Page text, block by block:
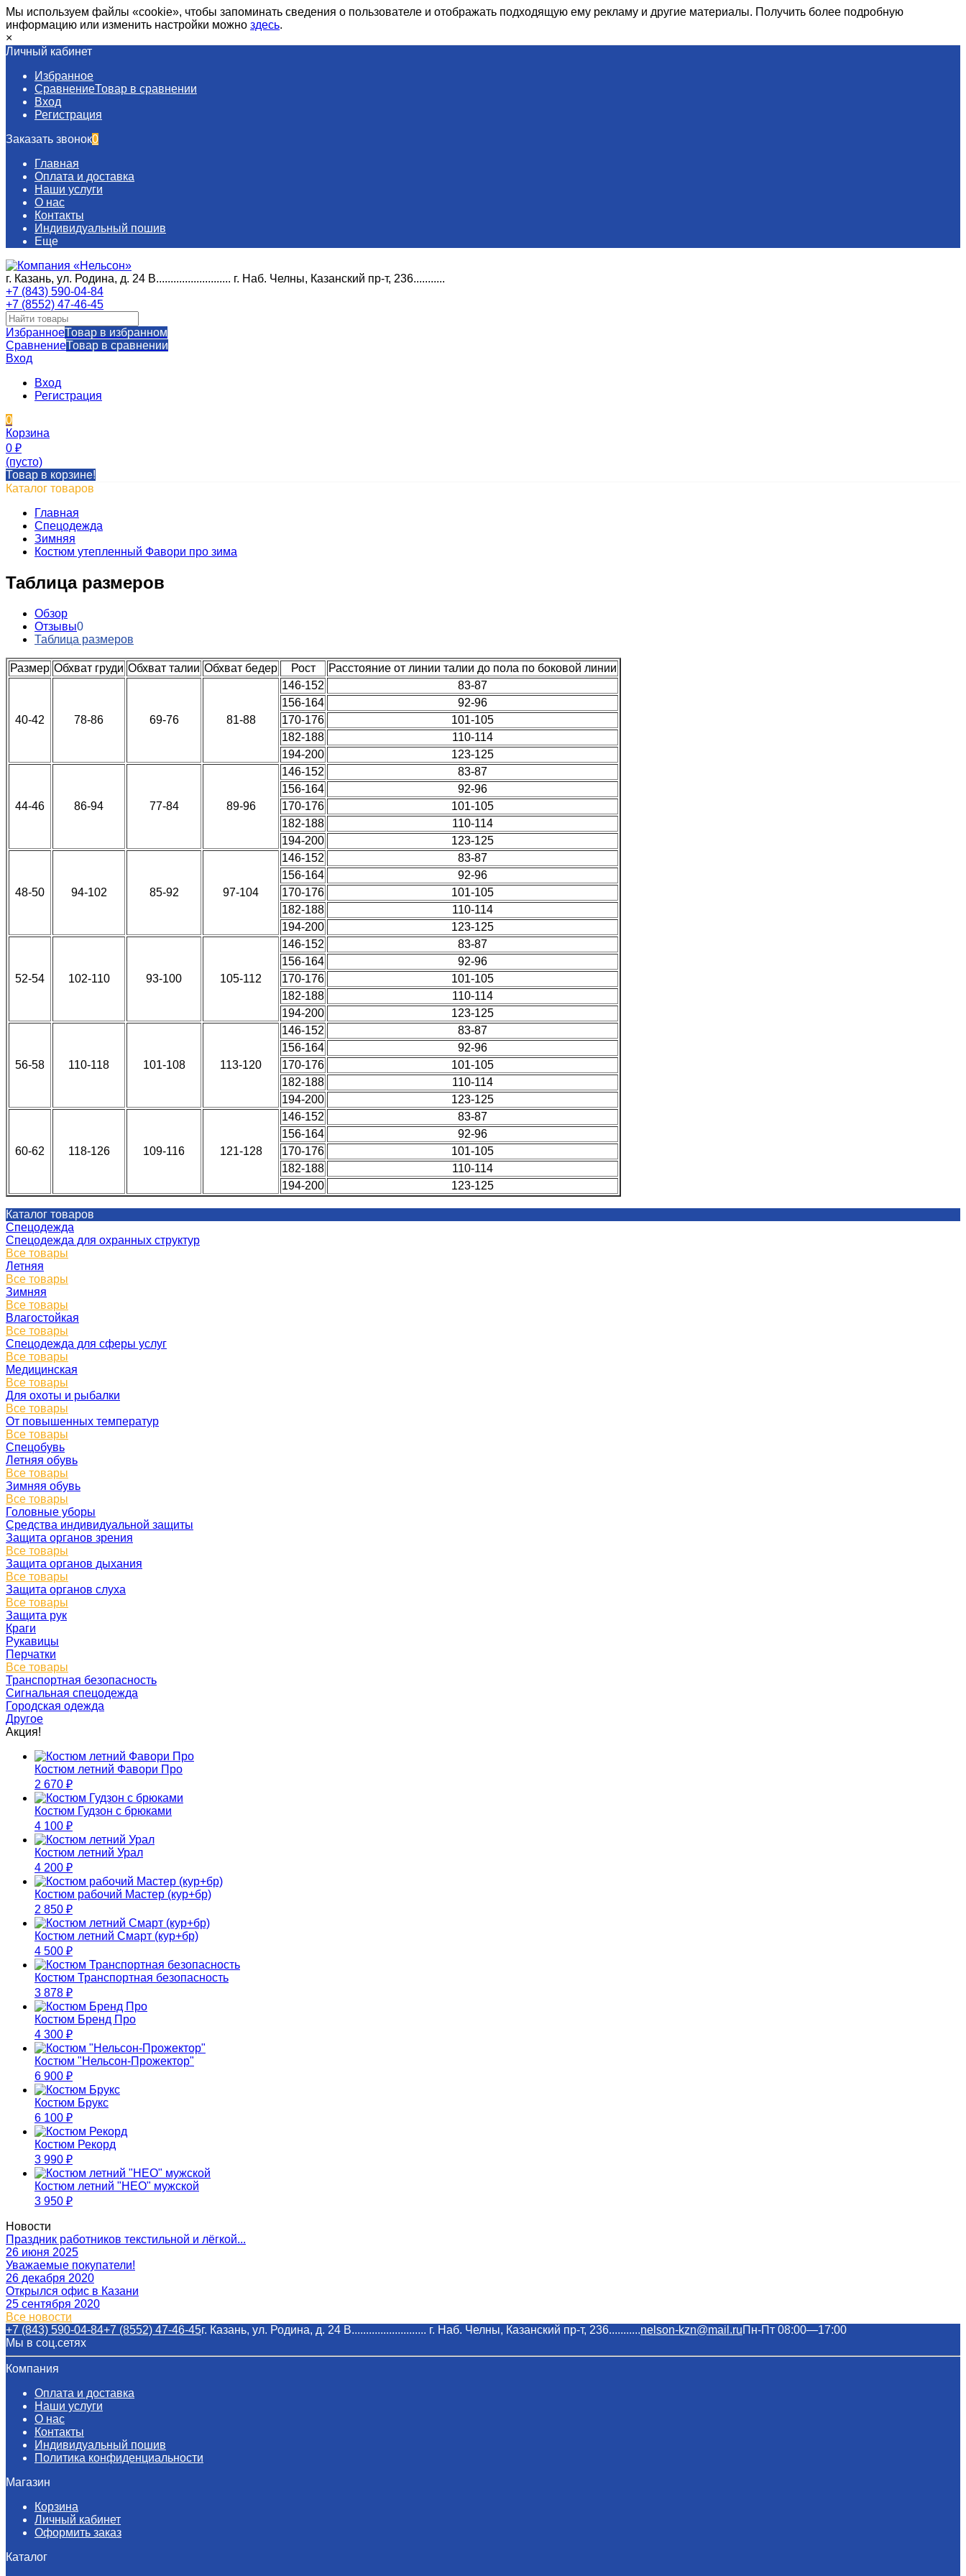
Мы используем файлы «cookie», чтобы запоминать сведения о пользователе и отображать подходящую ему рекламу и другие материалы. Получить более подробную
информацию или изменить настройки можно здесь.
×
Личный кабинет
Избранное
СравнениеТовар в сравнении
Вход
Регистрация
Заказать звонок0
Главная
Оплата и доставка
Наши услуги​
О нас
Контакты
Индивидуальный пошив
Еще
г. Казань, ул. Родина, д. 24 В.......................... г. Наб. Челны, Казанский пр-т, 236...........
+7 (843) 590-04-84
+7 (8552) 47-46-45
ИзбранноеТовар в избранном
СравнениеТовар в сравнении
Вход
Вход
Регистрация
0
Корзина
0 ₽
(пусто)
Товар в корзине!
Каталог товаров
Главная
Спецодежда
Зимняя
Костюм утепленный Фавори про зима
Таблица размеров
Обзор
Отзывы0
Таблица размеров
Размер Обхват груди Обхват талии Обхват бедер Рост Расстояние от линии талии до пола по боковой линии
40-42 78-86 69-76 81-88
146-152
83-87
156-164
92-96
170-176
101-105
182-188
110-114
194-200
123-125
44-46 86-94 77-84 89-96
146-152
83-87
156-164
92-96
170-176
101-105
182-188
110-114
194-200
123-125
48-50 94-102 85-92 97-104
146-152
83-87
156-164
92-96
170-176
101-105
182-188
110-114
194-200
123-125
52-54 102-110 93-100 105-112
146-152
83-87
156-164
92-96
170-176
101-105
182-188
110-114
194-200
123-125
56-58 110-118 101-108 113-120
146-152
83-87
156-164
92-96
170-176
101-105
182-188
110-114
194-200
123-125
60-62 118-126 109-116 121-128
146-152
83-87
156-164
92-96
170-176
101-105
182-188
110-114
194-200
123-125
Каталог товаров
Спецодежда
Спецодежда для охранных структур
Все товары
Летняя
Все товары
Зимняя
Все товары
Влагостойкая
Все товары
Спецодежда для сферы услуг
Все товары
Медицинская
Все товары
Для охоты и рыбалки
Все товары
От повышенных температур
Все товары
Спецобувь
Летняя обувь
Все товары
Зимняя обувь
Все товары
Головные уборы
Средства индивидуальной защиты
Защита органов зрения
Все товары
Защита органов дыхания
Все товары
Защита органов слуха
Все товары
Защита рук
Краги
Рукавицы
Перчатки
Все товары
Транспортная безопасность
Сигнальная спецодежда
Городская одежда
Другое
Акция!
Костюм летний Фавори Про
2 670 ₽
Костюм Гудзон с брюками
4 100 ₽
Костюм летний Урал
4 200 ₽
Костюм рабочий Мастер (кур+бр)
2 850 ₽
Костюм летний Смарт (кур+бр)
4 500 ₽
Костюм Транспортная безопасность
3 878 ₽
Костюм Бренд Про
4 300 ₽
Костюм "Нельсон-Прожектор"
6 900 ₽
Костюм Брукс
6 100 ₽
Костюм Рекорд
3 990 ₽
Костюм летний "НЕО" мужской
3 950 ₽
Новости
Праздник работников текстильной и лёгкой...
26 июня 2025
Уважаемые покупатели!
26 декабря 2020
Открылся офис в Казани
25 сентября 2020
Все новости
+7 (843) 590-04-84+7 (8552) 47-46-45г. Казань, ул. Родина, д. 24 В.......................... г. Наб. Челны, Казанский пр-т, 236...........nelson-kzn@mail.ruПн-Пт 08:00—17:00
Мы в соц.сетях
Компания
Оплата и доставка
Наши услуги​
О нас
Контакты
Индивидуальный пошив
Политика конфиденциальности
Магазин
Корзина
Личный кабинет
Оформить заказ
Каталог